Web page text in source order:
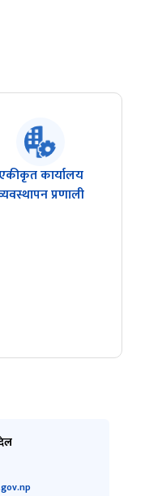
कार्यालय
प्रणाली